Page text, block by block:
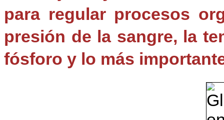
para regular procesos
presión de la sangre, la
fósforo y lo más